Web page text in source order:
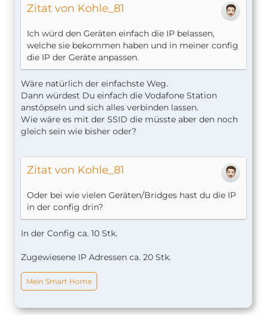
Zitat von Kohle_81
Ich würd den Geräten einfach die IP belassen,
welche sie bekommen haben und in meiner config
die IP der Geräte anpassen.
Wäre natürlich der einfachste Weg.
Dann würdest Du einfach die Vodafone Station
anstöpseln und sich alles verbinden lassen.
Wie wäre es mit der SSID die müsste aber den noch
gleich sein wie bisher oder?
Zitat von Kohle_81
Oder bei wie vielen Geräten/Bridges hast du die IP
in der config drin?
In der Config ca. 10 Stk.
Zugewiesene IP Adressen ca. 20 Stk.
Mein Smart Home